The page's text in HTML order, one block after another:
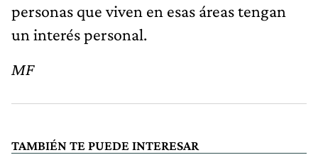
personas que viven en esas áreas tengan
un interés personal.
MF
TAMBIÉN TE PUEDE INTERESAR